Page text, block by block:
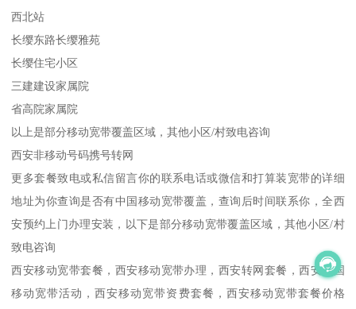
西北站
长缨东路长缨雅苑
长缨住宅小区
三建建设家属院
省高院家属院
以上是部分移动宽带覆盖区域，其他小区/村致电咨询
西安非移动号码携号转网
更多套餐致电或私信留言你的联系电话或微信和打算装宽带的详细
地址为你查询是否有中国移动宽带覆盖，查询后时间联系你，全西
安预约上门办理安装，以下是部分移动宽带覆盖区域，其他小区/村
致电咨询
西安移动宽带套餐，西安移动宽带办理，西安转网套餐，西安中国
移动宽带活动，西安移动宽带资费套餐，西安移动宽带套餐价格